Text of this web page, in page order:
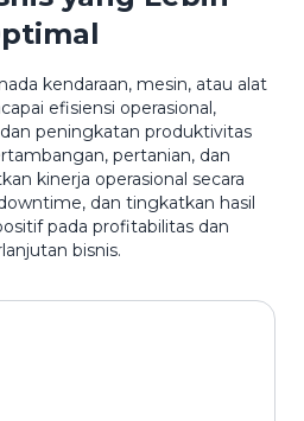
kendaraan, mesin, atau alat
efisiensi operasional,
peningkatan produktivitas
pertanian, dan
kinerja operasional secara
dan tingkatkan hasil
pada profitabilitas dan
bisnis.